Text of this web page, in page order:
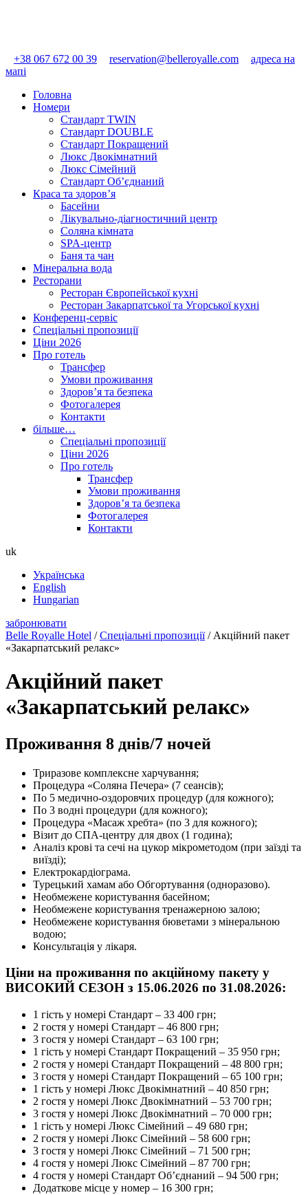
+38 067 672 00 39 reservation@belleroyalle.com
адреса на
мапі
Головна
Номери
Стандарт TWIN
Стандарт DOUBLE
Стандарт Покращений
Люкс Двокімнатний
Люкс Сімейний
Стандарт Об’єднаний
Краса та здоров’я
Басейни
Лікувально-діагностичний центр
Соляна кімната
SPA-центр
Баня та чан
Мінеральна вода
Ресторани
Ресторан Європейської кухні
Ресторан Закарпатської та Угорської кухні
Конференц-сервіс
Спеціальні пропозиції
Ціни 2026
Про готель
Трансфер
Умови проживання
Здоров’я та безпека
Фотогалерея
Контакти
більше…
Спеціальні пропозиції
Ціни 2026
Про готель
Трансфер
Умови проживання
Здоров’я та безпека
Фотогалерея
Контакти
uk
Українська
English
Hungarian
забронювати
Belle Royalle Hotel /Спеціальні пропозиції/ Акційний пакет
«Закарпатський релакс»
Акційний пакет
«Закарпатський релакс»
Проживання 8 днів/7 ночей
Триразове комплексне харчування;
Процедура «Соляна Печера» (7 сеансів);
По 5 медично-оздоровчих процедур (для кожного);
По 3 водні процедури (для кожного);
Процедура «Масаж хребта» (по 3 для кожного);
Візит до СПА-центру для двох (1 година);
Аналіз крові та сечі на цукор мікрометодом (при заїзді та
виїзді);
Електрокардіограма.
Турецький хамам або Обгортування (одноразово).
Необмежене користування басейном;
Необмежене користування тренажерною залою;
Необмежене користування бюветами з мінеральною
водою;
Консультація у лікаря.
Ціни на проживання по акційному пакету у
ВИСОКИЙ СЕЗОН з 15.06.2026 по 31.08.2026:
1 гість у номері Стандарт – 33 400 грн;
2 гостя у номері Стандарт – 46 800 грн;
3 гостя у номері Стандарт – 63 100 грн;
1 гість у номері Стандарт Покращений – 35 950 грн;
2 гостя у номері Стандарт Покращений – 48 800 грн;
3 гостя у номері Стандарт Покращений – 65 100 грн;
1 гість у номері Люкс Двокімнатний – 40 850 грн;
2 гостя у номері Люкс Двокімнатний – 53 700 грн;
3 гостя у номері Люкс Двокімнатний – 70 000 грн;
1 гість у номері Люкс Сімейний – 49 680 грн;
2 гостя у номері Люкс Сімейний – 58 600 грн;
3 гостя у номері Люкс Сімейний – 71 500 грн;
4 гостя у номері Люкс Сімейний – 87 700 грн;
4 гостя у номері Стандарт Об’єднаний – 94 500 грн;
Додаткове місце у номер – 16 300 грн;